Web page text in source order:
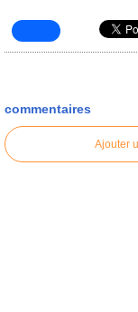
commentaires
Ajouter